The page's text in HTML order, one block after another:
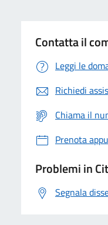
Contatta il
Leggi le
Richiedi
Chiama il
Prenota
Problemi in
Segnala